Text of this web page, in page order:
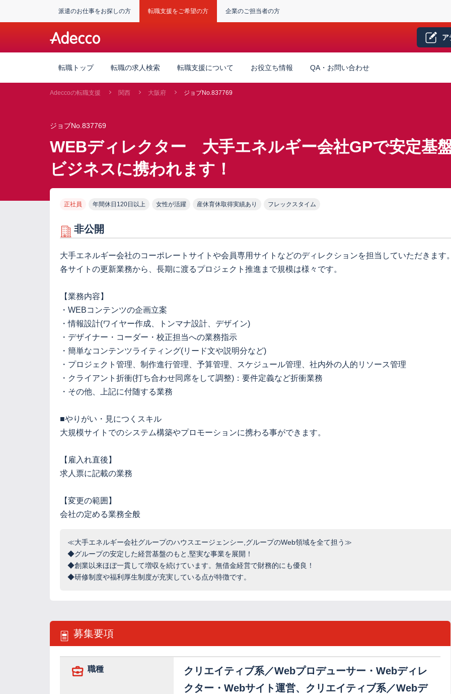
派遣のお仕事をお探しの方 転職支援をご希望の方 企業のご担当者の方
ア
転職トップ 転職の求人検索 転職支援について お役立ち情報 QA・お問い合わせ
Adeccoの転職支援 関西 大阪府 ジョブNo.837769
ジョブNo.837769
WEBディレクター 大手エネルギー会社GPで安定基
ビジネスに携われます！
正社員 年間休日120日以上 女性が活躍 産休育休取得実績あり フレックスタイム
非公開
大手エネルギー会社のコーポレートサイトや会員専用サイトなどのディレクションを担当していただきます
各サイトの更新業務から、長期に渡るプロジェクト推進まで規模は様々です。
【業務内容】
・WEBコンテンツの企画立案
・情報設計(ワイヤー作成、トンマナ設計、デザイン)
・デザイナー・コーダー・校正担当への業務指示
・簡単なコンテンツライティング(リード文や説明分など)
・プロジェクト管理、制作進行管理、予算管理、スケジュール管理、社内外の人的リソース管理
・クライアント折衝(打ち合わせ同席をして調整)：要件定義など折衝業務
・その他、上記に付随する業務
■やりがい・見につくスキル
大規模サイトでのシステム構築やプロモーションに携わる事ができます。
【雇入れ直後】
求人票に記載の業務
【変更の範囲】
会社の定める業務全般
≪大手エネルギー会社グループのハウスエージェンシー,グループのWeb領域を全て担う≫
◆グループの安定した経営基盤のもと,堅実な事業を展開！
◆創業以来ほぼ一貫して増収を続けています。無借金経営で財務的にも優良！
◆研修制度や福利厚生制度が充実している点が特徴です。
募集要項
職種
クリエイティブ系／Webプロデューサー・Webディレ
クター・Webサイト運営、クリエイティブ系／Webデ